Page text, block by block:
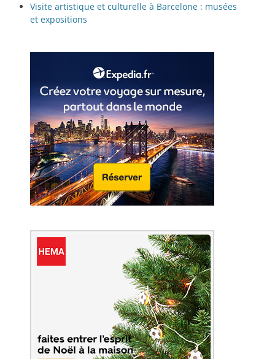
Visite artistique et culturelle à Barcelone : musées
et expositions